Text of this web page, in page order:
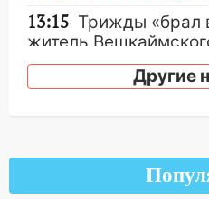
13:15 Трижды «брал
житель
знакомого 191
13:14 Ураган
Новгородской в
на электрощит
Другие